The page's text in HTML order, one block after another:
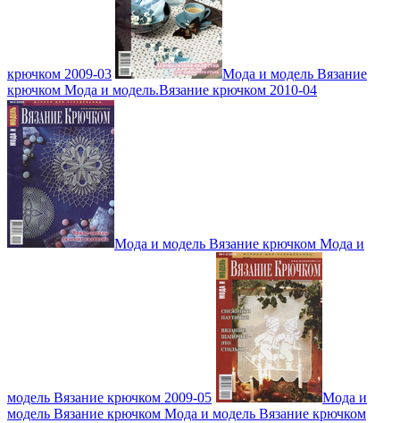
крючком 2009-03
Мода и модель Вязание
крючком Мода и модель.Вязание крючком 2010-04
Мода и модель Вязание крючком Мода и
модель Вязание крючком 2009-05
Мода и
модель Вязание крючком Мода и модель Вязание крючком